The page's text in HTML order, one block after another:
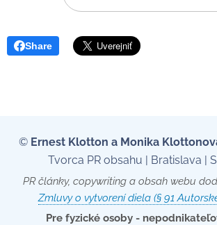
Share
© Ernest Klotton a Monika
Tvorca PR obsahu | Bratislava |
📄 PR články, copywriting a obsah webu
Zmluvy o vytvorení diela (§ 91
Pre fyzické osoby -